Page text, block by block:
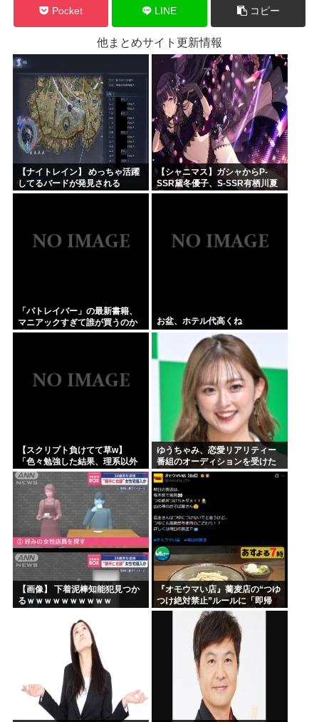
Pocket LINE コピー
他まとめサイト更新情報
【ナイトレイン】 めっちゃ活躍
してるバードが発見される
【シャニマス】ガシャからP-
SSR黛冬優子、S-SSR有栖川夏
葉が登場！イベントS-SR福丸小
「パトレイバー」の最新書籍、
マニアックすぎて誰が買うのか
謎
お盆、ホテル代高くね
【スクリプト負けてて草w】
「色々勉強した結果、理系以外
はエラー品だと気付いた【ガ
チ】」について、もっと具体的
に話そうか
ゆうちゃみ、恋愛リアリティー
番組のオーディションを受けた
過去を激白「10回くらい落ちて
るんです」
【画像】 下着泥棒知能犯見つか
るｗｗｗｗｗｗｗｗｗｗ
『オモウマい店』蕎麦店の“つゆ
つけ絶対禁止”ルールに「即帰
る」一部視聴者が反発…店主に